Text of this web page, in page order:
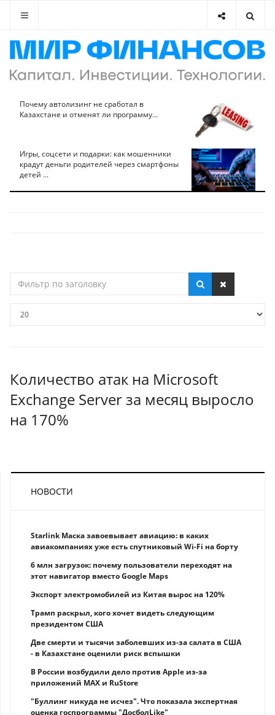
Почему автолизинг не сработал в
Казахстане и отменят ли программу...
Игры, соцсети и подарки: как мошенники
крадут деньги родителей через смартфоны
детей ...
по
Количество атак на Microsoft
Exchange Server за месяц выросло
на 170%
НОВОСТИ
Starlink Маска завоевывает авиацию: в каких
авиакомпаниях уже есть спутниковый Wi-Fi на борту
6 млн загрузок: почему пользователи переходят на
этот навигатор вместо Google Maps
Экспорт электромобилей из Китая вырос на 120%
Трамп раскрыл, кого хочет видеть следующим
президентом США
Две смерти и тысячи заболевших из-за салата в США
- в Казахстане оценили риск вспышки
В России возбудили дело против Apple из-за
приложений MAX и RuStore
"Буллинг никуда не исчез". Что показала экспертная
оценка госпрограммы "ДосболLike"